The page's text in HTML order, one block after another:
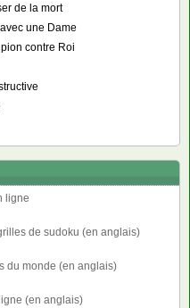
de la mort
une Dame
contre Roi
ligne
de sudoku (en anglais)
du monde (en anglais)
(en anglais)